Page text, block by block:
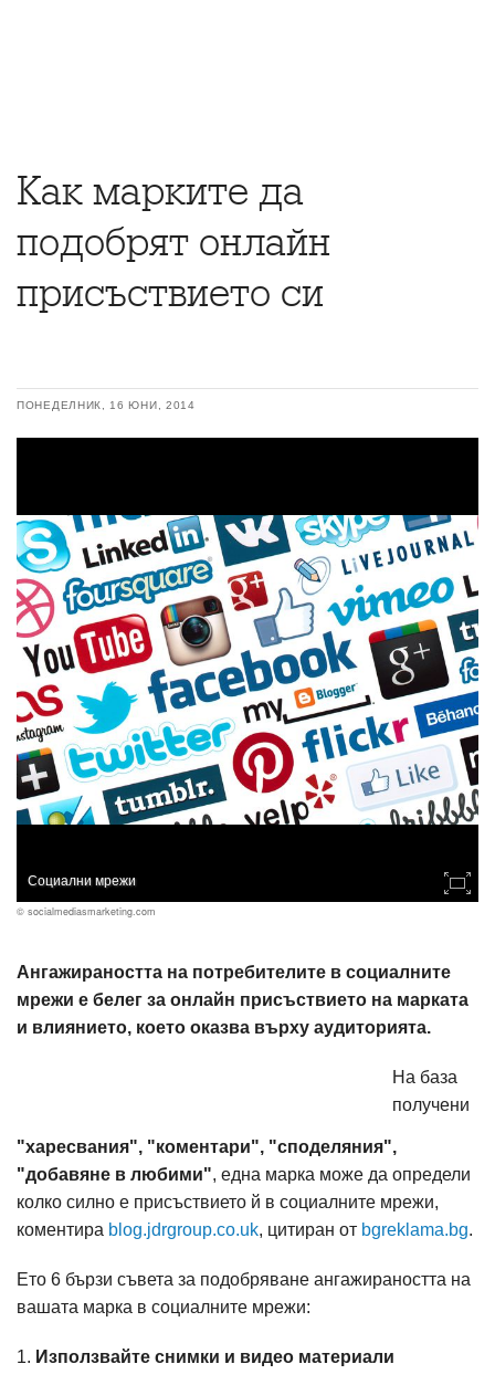
Как марките да
подобрят онлайн
присъствието си
ПОНЕДЕЛНИК, 16 ЮНИ, 2014
Социални мрежи
© socialmediasmarketing.com
Ангажираността на потребителите в социалните
мрежи е белег за онлайн присъствието на марката
и влиянието, което оказва върху аудиторията.
На база
получени
"харесвания", "коментари", "споделяния",
"добавяне в любими", една марка може да определи
колко силно е присъствието й в сoциалните мрежи,
коментира blog.jdrgroup.co.uk, цитиран от bgreklama.bg.
Ето 6 бързи съвета за подобряване ангажираността на
вашата марка в социалните мрежи:
1. Използвайте снимки и видео материали